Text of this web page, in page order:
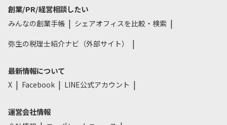
創業/PR/経営相談したい
みんなの創業手帳
シェアオフィスを比較・検索
弥生の税理士紹介ナビ（外部サイト）
最新情報について
X Facebook LINE公式アカウント
運営会社情報